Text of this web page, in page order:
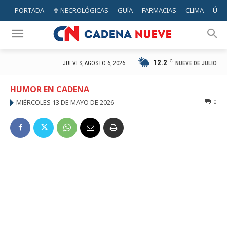
PORTADA ✟ NECROLÓGICAS GUÍA FARMACIAS CLIMA
JUEVES, AGOSTO 6, 2026 12.2 C NUEVE DE JULIO
HUMOR EN CADENA
MIÉRCOLES 13 DE MAYO DE 2026 0